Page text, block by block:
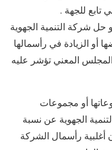
تابع للجهة .
حل شركة التنمية الجهوية
أو الزيادة في رأسمالها
المجلس المعني تؤشر عليه
أو مجموعات
الجهوية عن نسبة
أغلبية رأسمال الشركة